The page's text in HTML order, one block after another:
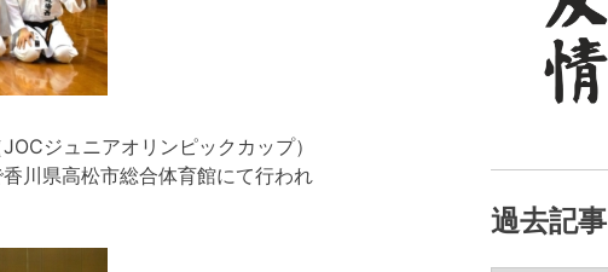
ジュニアオリンピックカップ）
川県高松市総合体育館にて行われ
過去記事